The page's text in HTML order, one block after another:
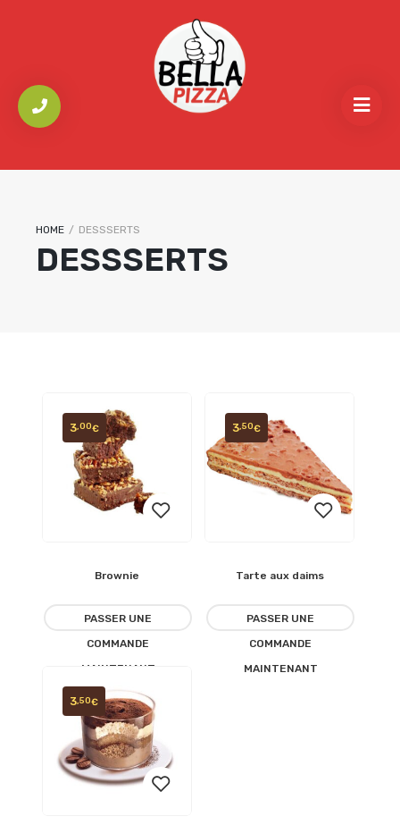
HOME / DESSSERTS
DESSSERTS
à la
liste
d’envies
Brownie
3,00€
PASSER UNE
COMMANDE
MAINTENANT
Ajouter
à la
liste
Tarte aux daims
3,50€
PASSER UNE
COMMANDE
MAINTENANT
3 ,50€